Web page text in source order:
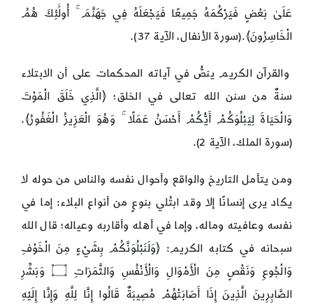
عَلَىٰ بَعْضٍ فَيَرْكُمَهُ جَمِيعًا فَيَجْعَلَهُ فِي جَهَنَّمَ ۚ أُولَٰئِكَ هُمُ
الْخَاسِرُونَ﴾.(سورة الأنفال، الآية 37).
والقرآن الكريم ينصُّ في آياته المحكمات على أن الابتلاء
سنةٌ من سنن الله تعالى في الخلق؛ ﴿الَّذِي خَلَقَ الْمَوْتَ
وَالْحَيَاةَ لِيَبْلُوَكُمْ أَيُّكُمْ أَحْسَنُ عَمَلًا ۚ وَهُوَ الْعَزِيزُ الْغَفُورُ﴾.
(سورة الملك، الآية 2).
ومن يتأمل التاريخ والواقع وأحوال نفسه والناس من حوله لا
يكاد يرى إنسانًا إلا وقد ابتُلي بنوعٍ من أنواع البلاء: إما في
نفسه وعافيته وماله، وإما في أهله وأقاربه وعياله؛ قال الله
سبحانه في كتابه الكريم: ﴿وَلَنَبْلُوَنَّكُمْ بِشَيْءٍ مِنَ الْخَوْفِ
وَالْجُوعِ وَنَقْصٍ مِنَ الْأَمْوَالِ وَالْأَنْفُسِ وَالثَّمَرَاتِ ۝ وَبَشِّرِ
الصَّابِرِينَ الَّذِينَ إِذَا أَصَابَتْهُمْ مُصِيبَةٌ قَالُوا إِنَّا لِلَّهِ وَإِنَّا إِلَيْهِ